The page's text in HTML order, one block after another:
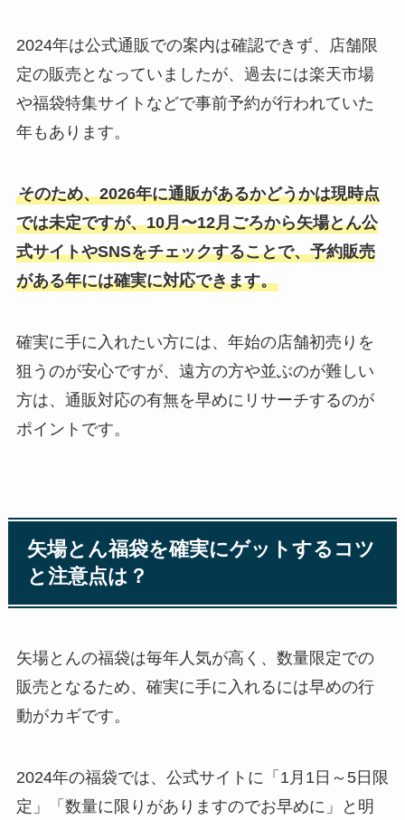
2024年は公式通販での案内は確認できず、店舗限
定の販売となっていましたが、過去には楽天市場
や福袋特集サイトなどで事前予約が行われていた
年もあります。
そのため、2026年に通販があるかどうかは現時点
では未定ですが、10月〜12月ごろから矢場とん公
式サイトやSNSをチェックすることで、予約販売
がある年には確実に対応できます。
確実に手に入れたい方には、年始の店舗初売りを
狙うのが安心ですが、遠方の方や並ぶのが難しい
方は、通販対応の有無を早めにリサーチするのが
ポイントです。
矢場とん福袋を確実にゲットするコツ
と注意点は？
矢場とんの福袋は毎年人気が高く、数量限定での
販売となるため、確実に手に入れるには早めの行
動がカギです。
2024年の福袋では、公式サイトに「1月1日～5日限
定」「数量に限りがありますのでお早めに」と明